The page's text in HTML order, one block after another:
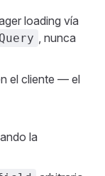
loading vía
, nunca
el cliente — el
la